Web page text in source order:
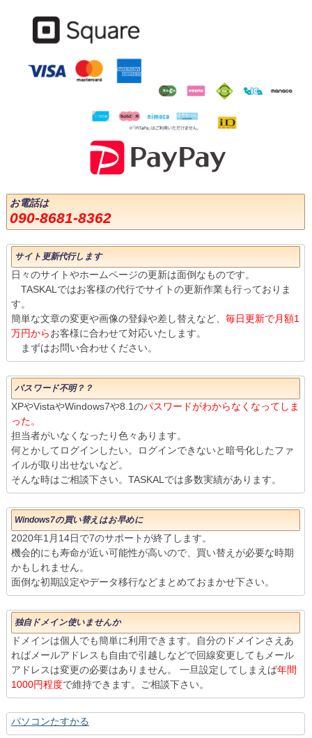
お電話は
090-8681-8362
サイト更新代行します
日々のサイトやホームページの更新は面倒なものです。
TASKALではお客様の代行でサイトの更新作業も行っておりま
す。
簡単な文章の変更や画像の登録や差し替えなど、 毎日更新で月額1
万円からお客様に合わせて対応いたします。
まずはお問い合わせください。
パスワード不明？？
XPやVistaやWindows7や8.1のパスワードがわからなくなってしま
った。
担当者がいなくなったり色々あります。
何とかしてログインしたい。ログインできないと暗号化したファ
イルが取り出せないなど。
そんな時はご相談下さい。TASKALでは多数実績があります。
Windows7の買い替えはお早めに
2020年1月14日で7のサポートが終了します。
機会的にも寿命が近い可能性が高いので、買い替えが必要な時期
かもしれません。
面倒な初期設定やデータ移行などまとめておまかせ下さい。
独自ドメイン使いませんか
ドメインは個人でも簡単に利用できます。自分のドメインさえあ
ればメールアドレスも自由で引越しなどで回線変更してもメール
アドレスは変更の必要はありません。 一旦設定してしまえば年間
1000円程度で維持できます。ご相談下さい。
パソコンたすかる